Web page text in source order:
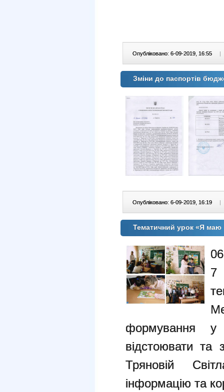
Опубліковано: 6-09-2019, 16:55 |
Зміни до паспортів
Опубліковано: 6-09-2019, 16:19 |
Тематичний урок «Я
7
формування
відстоювати та
Тряновій
інформацію та